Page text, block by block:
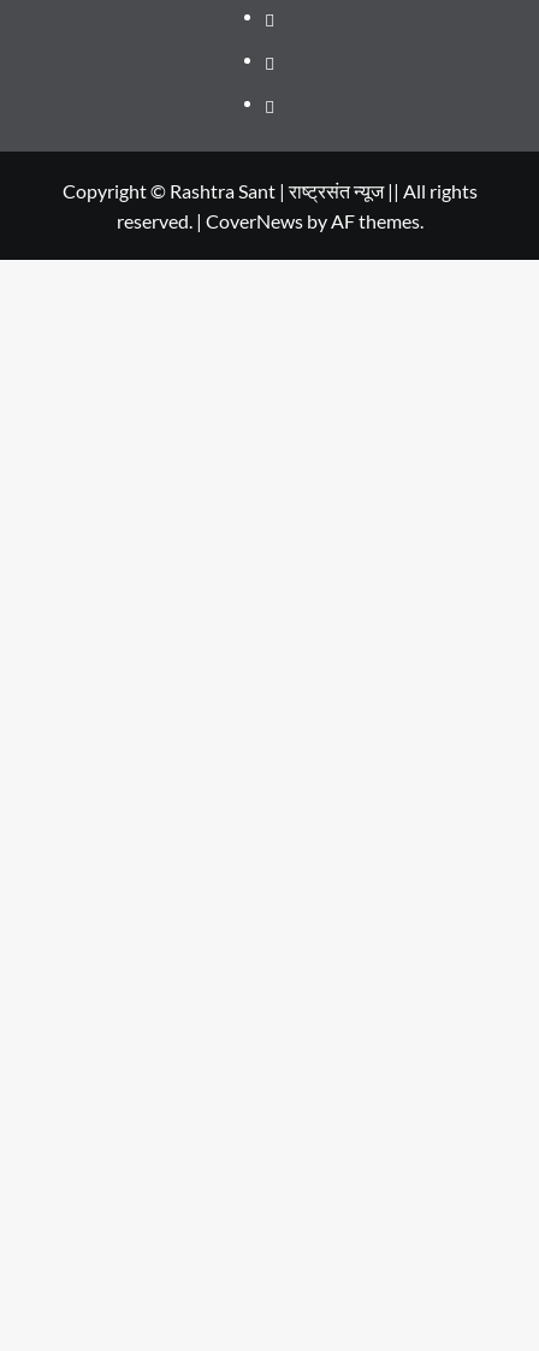
TO
Smart
City
Life
in
Dehradun
Places
to
in
Dehradun
सम्पर्क
Copyright © Rashtra Sant | राष्ट्रसंत न्यूज || All rights
reserved. | CoverNewsby AF themes.